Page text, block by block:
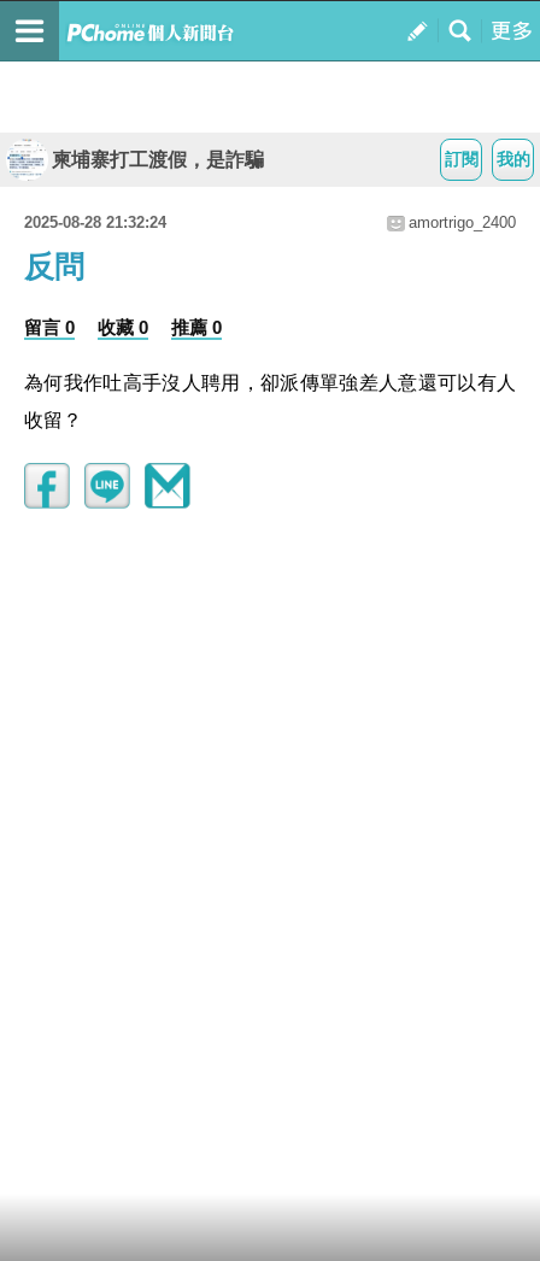
我的
訂閱
柬埔寨打工渡假，是詐騙
2025-08-28 21:32:24 amortrigo_2400
反問
留言 0 收藏 0 推薦 0
為何我作吐高手沒人聘用，卻派傳單強差人意還可以有人
收留？